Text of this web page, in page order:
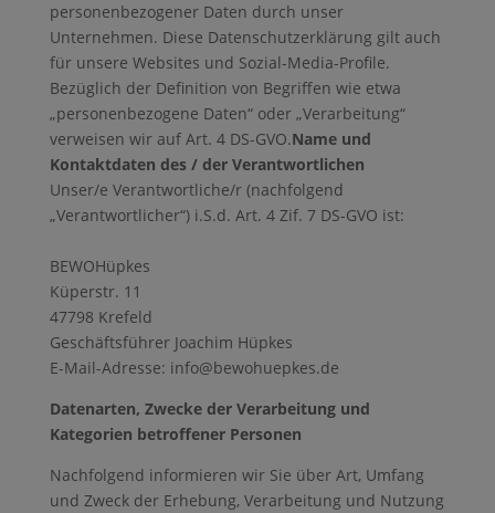
personenbezogener Daten durch unser
Unternehmen. Diese Datenschutzerklärung gilt auch
für unsere Websites und Sozial-Media-Profile.
Bezüglich der Definition von Begriffen wie etwa
„personenbezogene Daten“ oder „Verarbeitung“
verweisen wir auf Art. 4 DS-GVO.Name und
Kontaktdaten des / der Verantwortlichen
Unser/e Verantwortliche/r (nachfolgend
„Verantwortlicher“) i.S.d. Art. 4 Zif. 7 DS-GVO ist:
BEWOHüpkes
Küperstr. 11
47798 Krefeld
Geschäftsführer Joachim Hüpkes
E-Mail-Adresse: info@bewohuepkes.de
Datenarten, Zwecke der Verarbeitung und
Kategorien betroffener Personen
Nachfolgend informieren wir Sie über Art, Umfang
und Zweck der Erhebung, Verarbeitung und Nutzung